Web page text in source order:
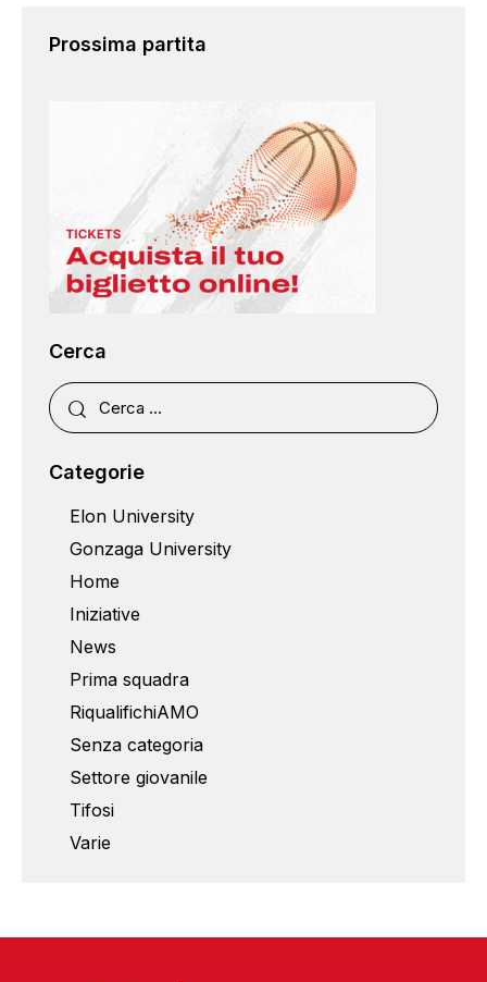
Prossima partita
Cerca
Categorie
Elon University
Gonzaga University
Home
Iniziative
News
Prima squadra
RiqualifichiAMO
Senza categoria
Settore giovanile
Tifosi
Varie